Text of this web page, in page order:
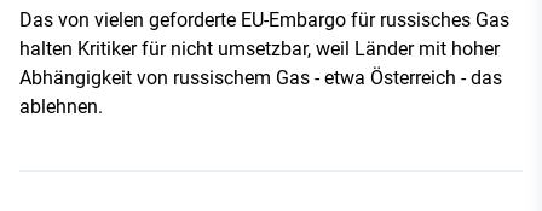
Das von vielen geforderte EU-Embargo für russisches Gas
halten Kritiker für nicht umsetzbar, weil Länder mit hoher
Abhängigkeit von russischem Gas - etwa Österreich - das
ablehnen.